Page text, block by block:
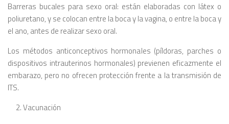
Barreras bucales para sexo oral: están elaboradas con látex o
poliuretano, y se colocan entre la boca y la vagina, o entre la boca y
el ano, antes de realizar sexo oral.
Los métodos anticonceptivos hormonales (píldoras, parches o
dispositivos intrauterinos hormonales) previenen eficazmente el
embarazo, pero no ofrecen protección frente a la transmisión de
ITS.
Vacunación